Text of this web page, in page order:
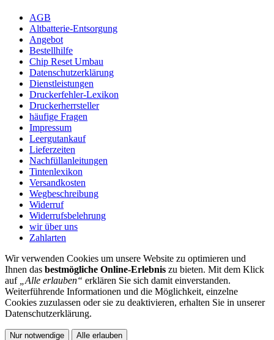
AGB
Altbatterie-Entsorgung
Angebot
Bestellhilfe
Chip Reset Umbau
Datenschutzerklärung
Dienstleistungen
Druckerfehler-Lexikon
Druckerherrsteller
häufige Fragen
Impressum
Leergutankauf
Lieferzeiten
Nachfüllanleitungen
Tintenlexikon
Versandkosten
Wegbeschreibung
Widerruf
Widerrufsbelehrung
wir über uns
Zahlarten
Wir verwenden Cookies um unsere Website zu optimieren und
Ihnen das bestmögliche Online-Erlebnis zu bieten. Mit dem Klick
auf „Alle erlauben“ erklären Sie sich damit einverstanden.
Weiterführende Informationen und die Möglichkeit, einzelne
Cookies zuzulassen oder sie zu deaktivieren, erhalten Sie in unserer
Datenschutzerklärung.
Nur notwendige Alle erlauben